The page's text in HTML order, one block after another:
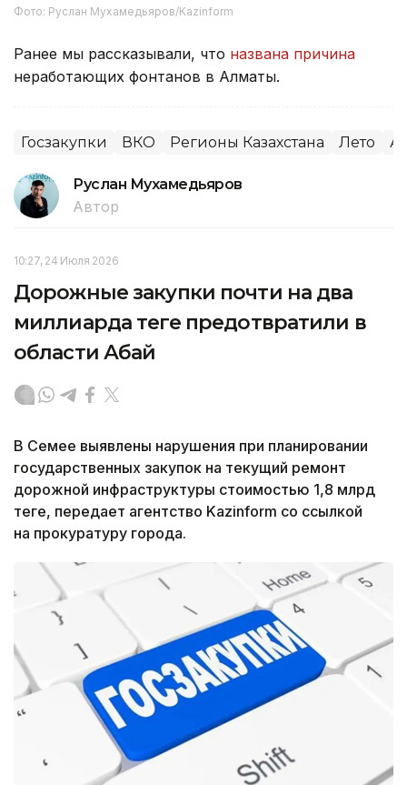
Фото: Руслан Мухамедьяров/Kazinform
Ранее мы рассказывали, что названа причина
неработающих фонтанов в Алматы.
Госзакупки ВКО Регионы Казахстана Лето
Руслан Мухамедьяров
Автор
10:27, 24 Июля 2026
Дорожные закупки почти на два
миллиарда теңге предотвратили в
области Абай
В Семее выявлены нарушения при планировании
государственных закупок на текущий ремонт
дорожной инфраструктуры стоимостью 1,8 млрд
теңге, передает агентство Kazinform со ссылкой
на прокуратуру города.